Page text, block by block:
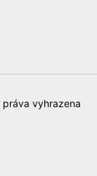
práva vyhrazena